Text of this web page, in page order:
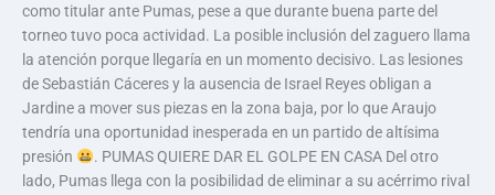
como titular ante Pumas, pese a que durante buena parte del
torneo tuvo poca actividad. La posible inclusión del zaguero llama
la atención porque llegaría en un momento decisivo. Las lesiones
de Sebastián Cáceres y la ausencia de Israel Reyes obligan a
Jardine a mover sus piezas en la zona baja, por lo que Araujo
tendría una oportunidad inesperada en un partido de altísima
presión
. PUMAS QUIERE DAR EL GOLPE EN CASA Del otro
lado, Pumas llega con la posibilidad de eliminar a su acérrimo rival